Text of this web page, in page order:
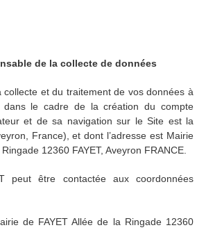
de la collecte de données
collecte et du traitement de vos données à
dans le cadre de la création du compte
et de sa navigation sur le Site est la
France), et dont l’adresse est Mairie
12360 FAYET, Aveyron FRANCE.
peut être contactée aux coordonnées
de FAYET Allée de la Ringade 12360